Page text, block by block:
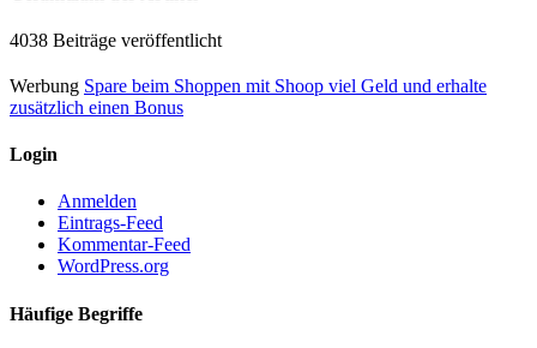
4038 Beiträge veröffentlicht
Werbung Spare beim Shoppen mit Shoop viel Geld und erhalte
zusätzlich einen Bonus
Login
Anmelden
Eintrags-Feed
Kommentar-Feed
WordPress.org
Häufige Begriffe